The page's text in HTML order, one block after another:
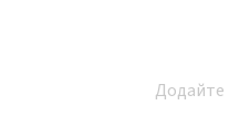
Додайте